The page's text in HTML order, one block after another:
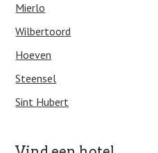
Mierlo
Wilbertoord
Hoeven
Steensel
Sint Hubert